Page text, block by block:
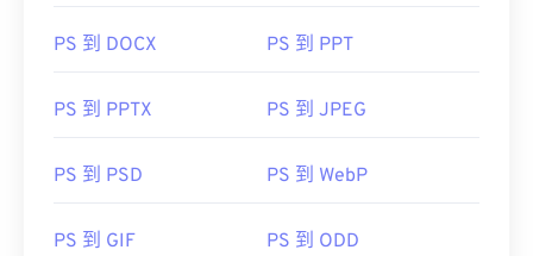
PS 到 DOCX PS 到 PPT
PS 到 PPTX PS 到 JPEG
PS 到 PSD PS 到 WebP
PS 到 GIF PS 到 ODD